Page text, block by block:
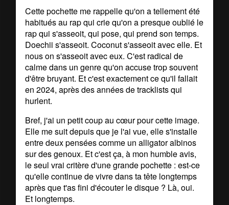
Cette pochette me rappelle qu'on a tellement été
habitués au rap qui crie qu'on a presque oublié le
rap qui s'asseoit, qui pose, qui prend son temps.
Doechii s'asseoit. Coconut s'asseoit avec elle. Et
nous on s'asseoit avec eux. C'est radical de
calme dans un genre qu'on accuse trop souvent
d'être bruyant. Et c'est exactement ce qu'il fallait
en 2024, après des années de tracklists qui
hurlent.
Bref, j'ai un petit coup au cœur pour cette image.
Elle me suit depuis que je l'ai vue, elle s'installe
entre deux pensées comme un alligator albinos
sur des genoux. Et c'est ça, à mon humble avis,
le seul vrai critère d'une grande pochette : est-ce
qu'elle continue de vivre dans ta tête longtemps
après que t'as fini d'écouter le disque ? Là, oui.
Et longtemps.